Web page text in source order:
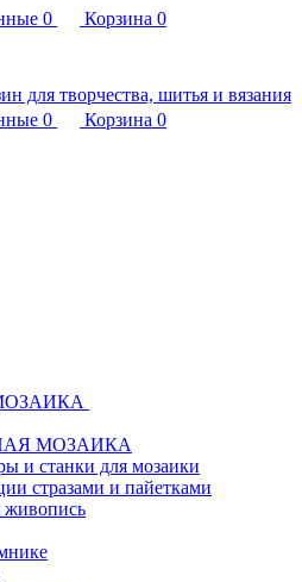
0 Корзина 0
0 Корзина 0
МОЗАИКА
и станки для мозаики
стразами и пайетками
живопись